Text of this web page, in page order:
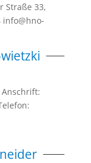
Straße 33,
info@hno-